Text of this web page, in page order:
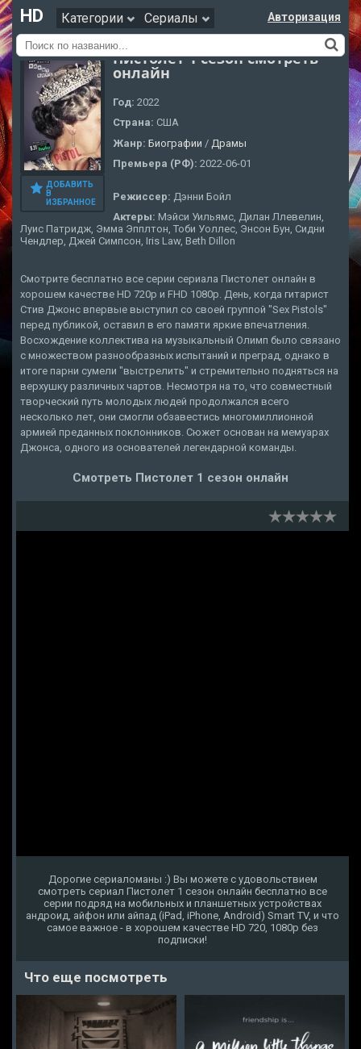
HD Категории Сериалы Авторизация
ДОБАВИТЬ
В
ИЗБРАННОЕ
Пистолет 1 сезон смотреть
онлайн
Год: 2022
Страна: США
Жанр: Биографии / Драмы
Премьера (РФ): 2022-06-01
Режиссер: Дэнни Бойл
Актеры: Мэйси Уильямс, Дилан Ллевелин,
Луис Патридж, Эмма Эпплтон, Тоби Уоллес, Энсон Бун, Сидни
Чендлер, Джей Симпсон, Iris Law, Beth Dillon
Смотрите бесплатно все серии сериала Пистолет онлайн в
хорошем качестве HD 720p и FHD 1080p. День, когда гитарист
Стив Джонс впервые выступил со своей группой "Sex Pistols"
перед публикой, оставил в его памяти яркие впечатления.
Восхождение коллектива на музыкальный Олимп было связано
с множеством разнообразных испытаний и преград, однако в
итоге парни сумели "выстрелить" и стремительно подняться на
верхушку различных чартов. Несмотря на то, что совместный
творческий путь молодых людей продолжался всего
несколько лет, они смогли обзавестись многомиллионной
армией преданных поклонников. Сюжет основан на мемуарах
Джонса, одного из основателей легендарной команды.
Смотреть Пистолет 1 сезон онлайн
Дорогие сериаломаны :) Вы можете с удовольствием
смотреть сериал Пистолет 1 сезон онлайн бесплатно все
серии подряд на мобильных и планшетных устройствах
андроид, айфон или айпад (iPad, iPhone, Android) Smart TV, и что
самое важное - в хорошем качестве HD 720, 1080p без
подписки!
Что еще посмотреть